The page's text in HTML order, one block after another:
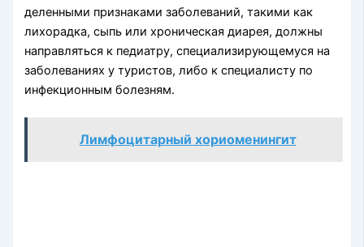
деленными признаками заболеваний, такими как
лихорадка, сыпь или хроническая диарея, должны
направляться к педиатру, специализирующемуся на
заболеваниях у туристов, либо к специалисту по
инфекционным болезням.
Лимфоцитарный хориоменингит